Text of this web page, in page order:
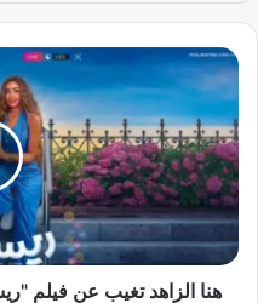
ه
ا
ل
ز
ا
ه
د
هنا الزاهد تغيب عن فيلم